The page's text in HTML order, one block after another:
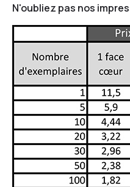
N'oubliez pas nos